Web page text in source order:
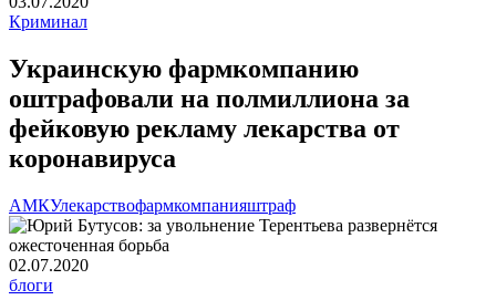
Криминал
Украинскую фармкомпанию
оштрафовали на полмиллиона за
фейковую рекламу лекарства от
коронавируса
АМКУлекарствофармкомпанияштраф
02.07.2020
блоги